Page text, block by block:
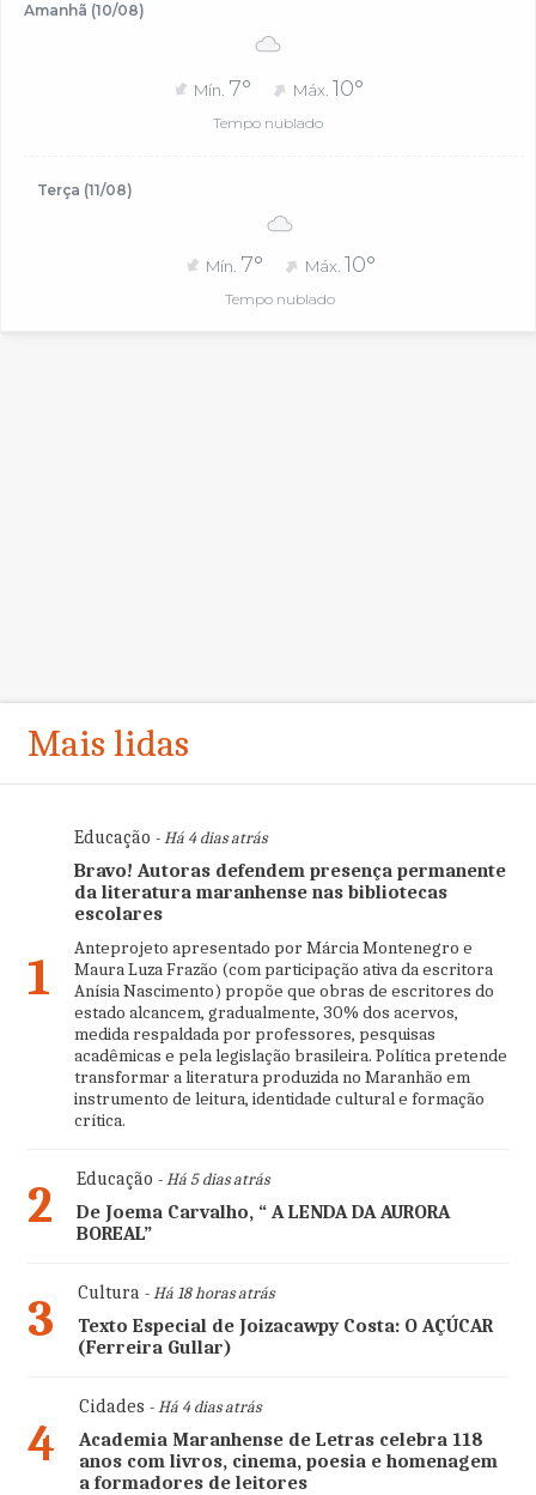
Amanhã (10/08)
Mín. 7° Máx. 10°
Tempo nublado
Terça (11/08)
Mín. 7° Máx. 10°
Tempo nublado
Mais lidas
1
Educação - Há 4 dias atrás
Bravo! Autoras defendem presença permanente
da literatura maranhense nas bibliotecas
escolares
Anteprojeto apresentado por Márcia Montenegro e
Maura Luza Frazão (com participação ativa da escritora
Anísia Nascimento) propõe que obras de escritores do
estado alcancem, gradualmente, 30% dos acervos,
medida respaldada por professores, pesquisas
acadêmicas e pela legislação brasileira. Política pretende
transformar a literatura produzida no Maranhão em
instrumento de leitura, identidade cultural e formação
crítica.
2 Educação - Há 5 dias atrás
De Joema Carvalho, “ A LENDA DA AURORA
BOREAL”
3 Cultura- Há 18 horas atrás
Texto Especial de Joizacawpy Costa: O AÇÚCAR
(Ferreira Gullar)
4
Cidades - Há 4 dias atrás
Academia Maranhense de Letras celebra 118
anos com livros, cinema, poesia e homenagem
a formadores de leitores